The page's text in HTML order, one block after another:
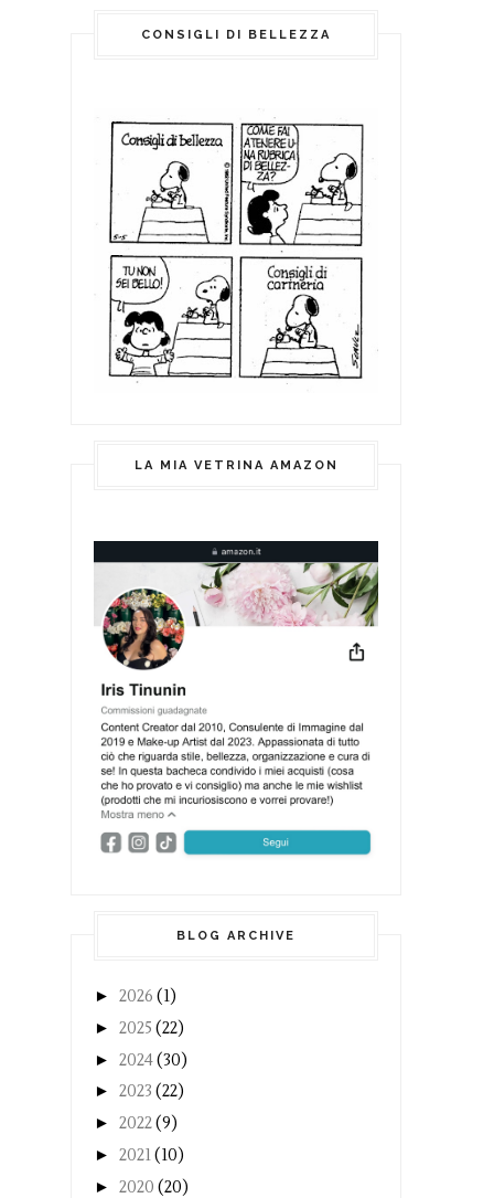
CONSIGLI DI BELLEZZA
LA MIA VETRINA AMAZON
BLOG ARCHIVE
► 2026 (1)
► 2025 (22)
► 2024(30)
► 2023 (22)
► 2022(9)
► 2021(10)
► 2020 (20)